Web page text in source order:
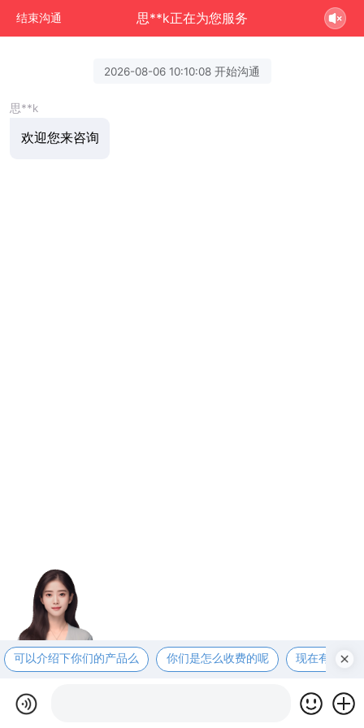
结束沟通 思**k正在为您服务
2026-08-06 10:10:08 开始沟通
思**k
欢迎您来咨询
可以介绍下你们的产品么 你们是怎么收费的呢 现在有优惠